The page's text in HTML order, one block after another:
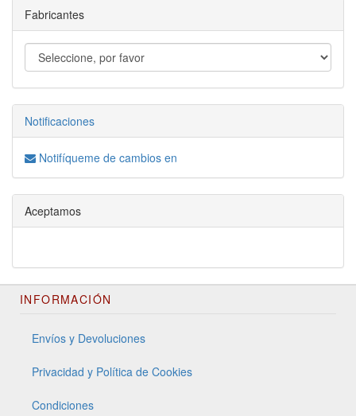
Fabricantes
Notificaciones
Notifíqueme de cambios en
Aceptamos
INFORMACIÓN
Envíos y Devoluciones
Privacidad y Política de Cookies
Condiciones